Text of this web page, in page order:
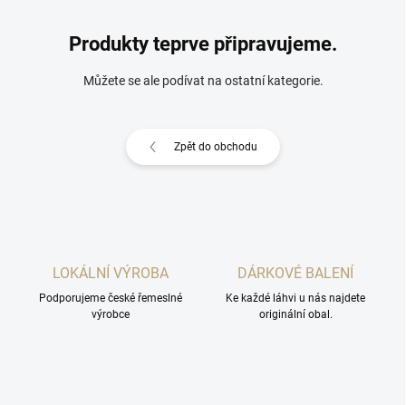
Produkty teprve připravujeme.
Můžete se ale podívat na ostatní kategorie.
Zpět do obchodu
LOKÁLNÍ VÝROBA
Podporujeme české řemeslné
výrobce
DÁRKOVÉ BALENÍ
Ke každé láhvi u nás najdete
originální obal.